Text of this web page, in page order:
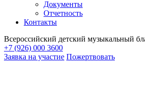
Документы
Отчетность
Контакты
Всероссийский детский музыкальный
+7 (926) 000 3600
Заявка на участие Пожертвовать